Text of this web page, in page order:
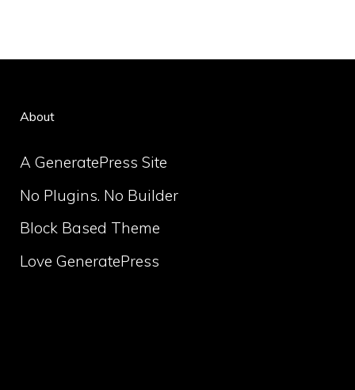
About
A GeneratePress Site
No Plugins. No Builder
Block Based Theme
Love GeneratePress